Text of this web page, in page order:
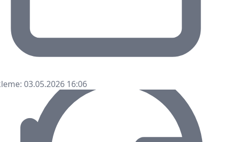
03.05.2026 16:06